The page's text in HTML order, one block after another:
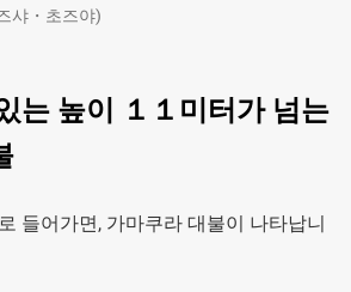
샤・초즈야)
는 높이 １１미터가 넘는
들어가면, 가마쿠라 대불이 나타납니